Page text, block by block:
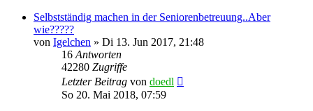
Selbstständig machen in der Seniorenbetreuung..Aber
wie?????
von Igelchen » Di 13. Jun 2017, 21:48
16 Antworten
42280 Zugriffe
Letzter Beitrag von doedl
So 20. Mai 2018, 07:59